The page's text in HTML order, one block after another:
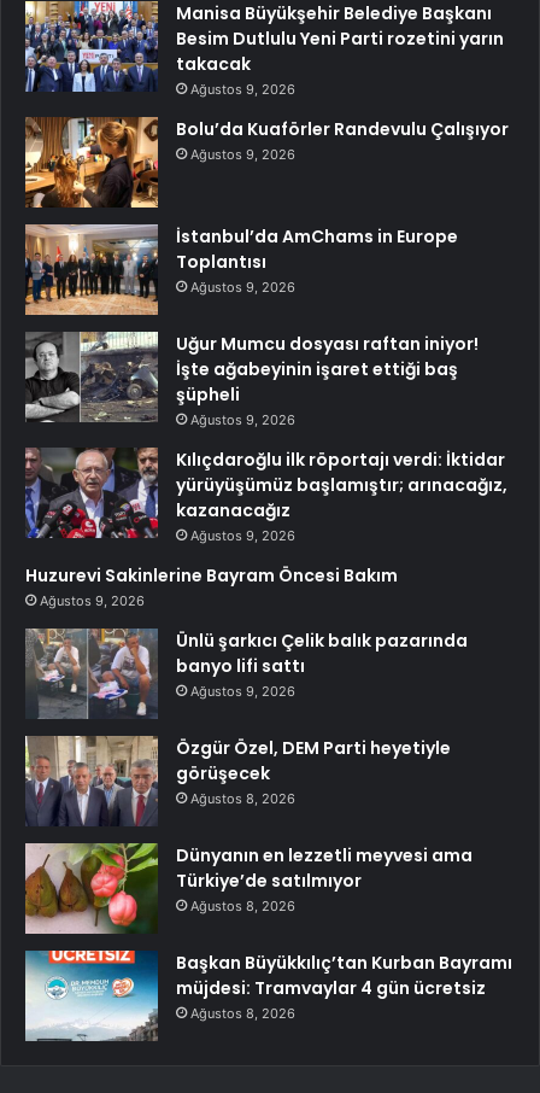
Manisa Büyükşehir Belediye Başkanı
Besim Dutlulu Yeni Parti rozetini yarın
takacak
Ağustos 9, 2026
Bolu’da Kuaförler Randevulu Çalışıyor
Ağustos 9, 2026
İstanbul’da AmChams in Europe
Toplantısı
Ağustos 9, 2026
Uğur Mumcu dosyası raftan iniyor!
İşte ağabeyinin işaret ettiği baş
şüpheli
Ağustos 9, 2026
Kılıçdaroğlu ilk röportajı verdi: İktidar
yürüyüşümüz başlamıştır; arınacağız,
kazanacağız
Ağustos 9, 2026
Huzurevi Sakinlerine Bayram Öncesi Bakım
Ağustos 9, 2026
Ünlü şarkıcı Çelik balık pazarında
banyo lifi sattı
Ağustos 9, 2026
Özgür Özel, DEM Parti heyetiyle
görüşecek
Ağustos 8, 2026
Dünyanın en lezzetli meyvesi ama
Türkiye’de satılmıyor
Ağustos 8, 2026
Başkan Büyükkılıç’tan Kurban Bayramı
müjdesi: Tramvaylar 4 gün ücretsiz
Ağustos 8, 2026